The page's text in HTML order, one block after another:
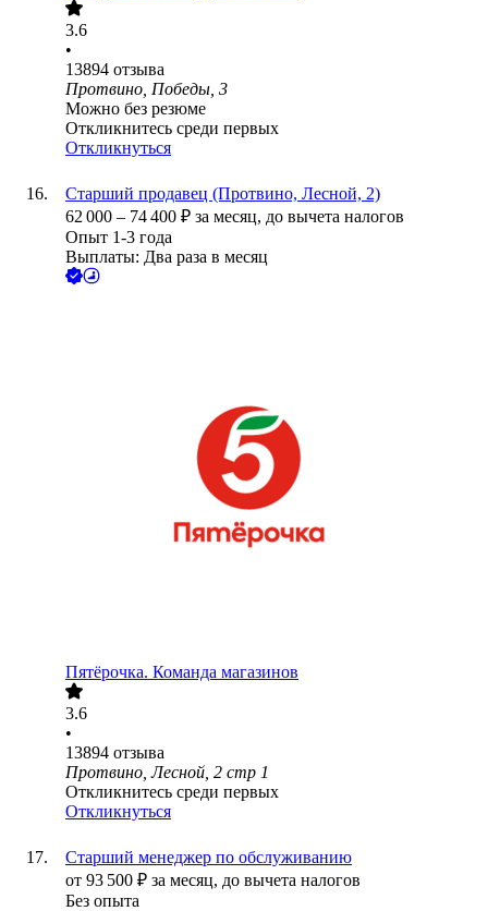
3.6
•
13894 отзыва
Протвино, Победы, 3
Можно без резюме
Откликнитесь среди первых
Откликнуться
Старший продавец (Протвино, Лесной, 2)
62 000 – 74 400 ₽ за месяц, до вычета налогов
Опыт 1-3 года
Выплаты: Два раза в месяц
Пятёрочка. Команда магазинов
3.6
•
13894 отзыва
Протвино, Лесной, 2 стр 1
Откликнитесь среди первых
Откликнуться
Старший менеджер по обслуживанию
от 93 500 ₽ за месяц, до вычета налогов
Без опыта